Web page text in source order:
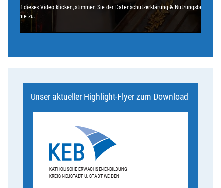
Sie auf dieses Video klicken, stimmen Sie der Datenschutzerklärung &
zu.
Unser aktueller Highlight-Flyer zum Download